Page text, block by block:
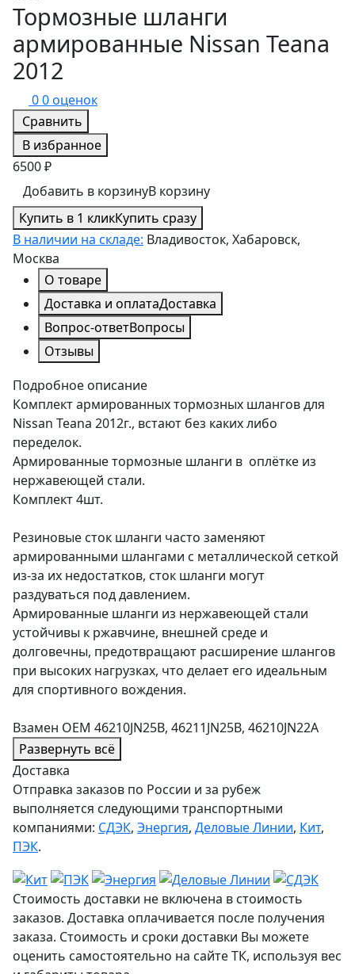
Тормозные шланги
армированные Nissan Teana
2012
00 оценок
Сравнить
В избранное
6500 ₽
Добавить в корзинуВ корзину
Купить в 1 кликКупить сразу
В наличии на складе: Владивосток, Хабаровск,
Москва
О товаре
Доставка и оплатаДоставка
Вопрос-ответВопросы
Отзывы
Подробное описание
Комплект армированных тормозных шлангов для
Nissan Teana 2012г., встают без каких либо
переделок.
Армированные тормозные шланги в оплётке из
нержавеющей стали.
Комплект 4шт.
Резиновые сток шланги часто заменяют
армированными шлангами с металлической сеткой
из-за их недостатков, сток шланги могут
раздуваться под давлением.
Армированные шланги из нержавеющей стали
устойчивы к ржавчине, внешней среде и
долговечны, предотвращают расширение шлангов
при высоких нагрузках, что делает его идеальным
для спортивного вождения.
Взамен OEM 46210JN25B, 46211JN25B, 46210JN22A
Развернуть всё
Доставка
Отправка заказов по России и за рубеж
выполняется следующими транспортными
компаниями: СДЭК, Энергия, Деловые Линии, Кит,
ПЭК.
Стоимость доставки не включена в стоимость
заказов. Доставка оплачивается после получения
заказа. Стоимость и сроки доставки Вы можете
оценить самостоятельно на сайте ТК, используя вес